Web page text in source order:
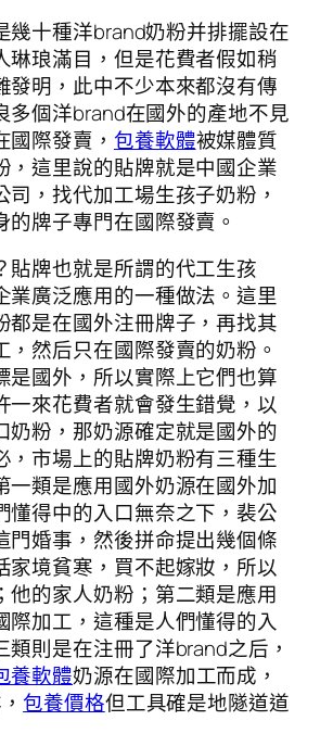
幾十種洋brand奶粉并排擺設在
琳琅滿目，但是花費者假如稍
發明，此中不少本來都沒有傳
多個洋brand在國外的產地不見
際發賣， 包養軟體被媒體質
，這里說的貼牌就是中國企業
司，找代加工場生孩子奶粉，
的牌子專門在國際發賣。
貼牌也就是所謂的代工生孩
業廣泛應用的一種做法。這里
都是在國外注冊牌子，再找其
，然后只在國際發賣的奶粉。
是國外，所以實際上它們也算
一來花費者就會發生錯覺，以
奶粉，那奶源確定就是國外的
，市場上的貼牌奶粉有三種生
一類是應用國外奶源在國外加
懂得中的入口無奈之下，裴公
門婚事，然後拼命提出幾個條
家境貧寒，買不起嫁妝，所以
他的家人奶粉；第二類是應用
際加工，這種是人們懂得的入
類則是在注冊了洋brand之后，
養軟體奶源在國際加工而成，
包養價格但工具確是地隧道道